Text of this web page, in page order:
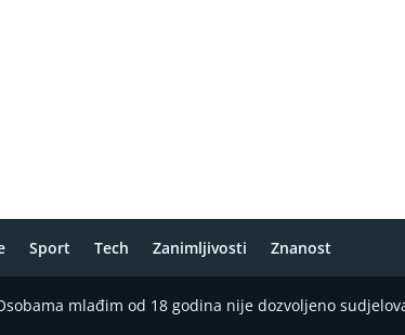
Sport Tech Zanimljivosti Znanost
mlađim od 18 godina nije dozvoljeno